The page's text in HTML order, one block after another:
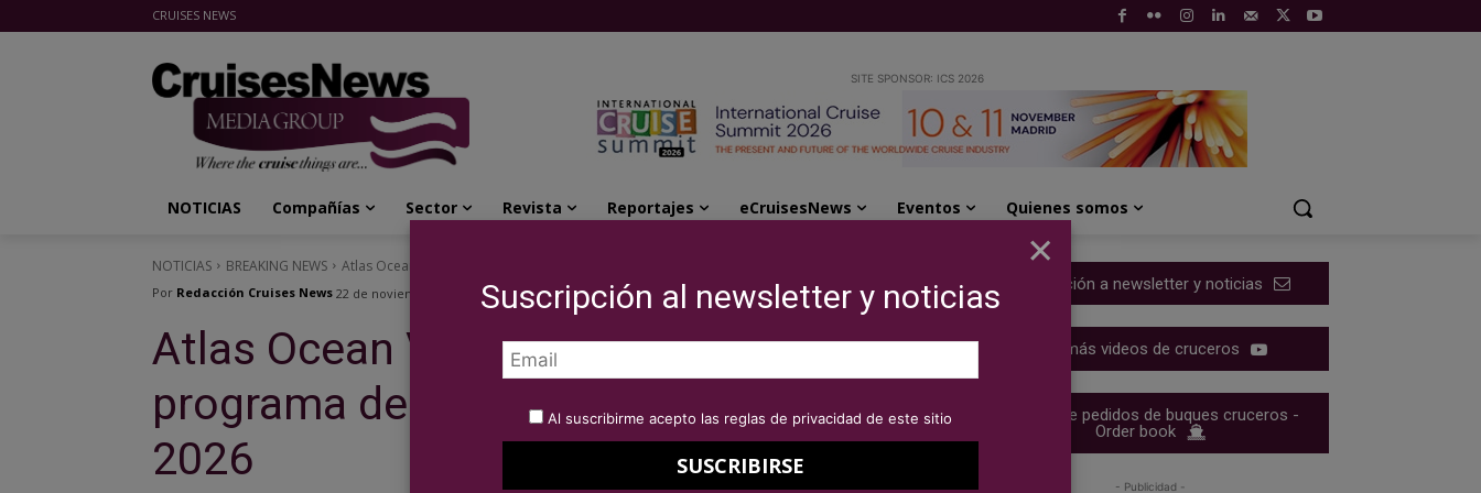
CRUISES NEWS
SITE SPONSOR: ICS 2026
NOTICIAS Compañías Sector Revista Reportajes eCruisesNews Eventos Quienes somos
NOTICIAS BREAKING NEWS Atlas Ocean Voyages presenta su programa de cruceros para el verano 2026
Por Redacción Cruises News 22 de noviembre de 2024
Atlas Ocean Voyages presenta su
programa de cruceros para el verano
2026
Suscripción a newsletter y noticias
Ver más videos de cruceros
Cartera de pedidos de buques cruceros -
Order book
- Publicidad -
×
Suscripción al newsletter y noticias
Al suscribirme acepto las reglas de privacidad de este sitio